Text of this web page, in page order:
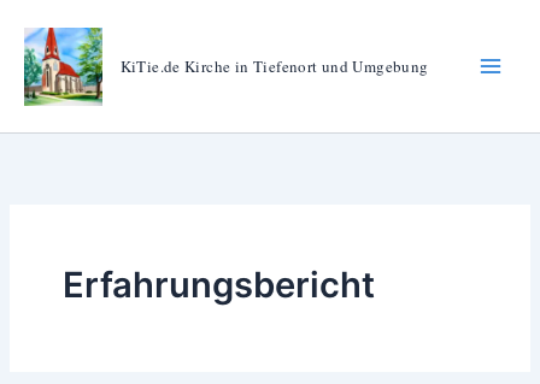
Inhalt
springen
KiTie.de Kirche in Tiefenort und Umgebung
Erfahrungsbericht